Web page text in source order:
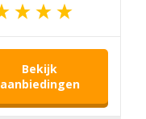
Bekijk
aanbiedingen